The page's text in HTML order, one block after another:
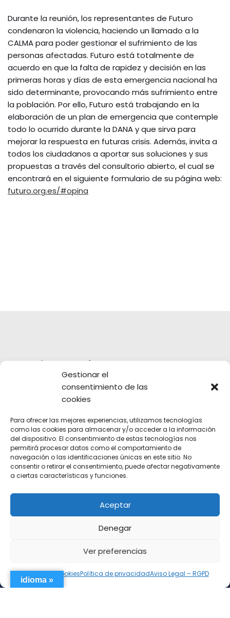
Gestionar el
consentimiento de las
cookies
Para ofrecer las mejores experiencias, utilizamos tecnologías
como las cookies para almacenar y/o acceder a la información
del dispositivo. El consentimiento de estas tecnologías nos
permitirá procesar datos como el comportamiento de
navegación o las identificaciones únicas en este sitio. No
consentir o retirar el consentimiento, puede afectar negativamente
a ciertas características y funciones.
Aceptar
Denegar
Ver preferencias
Política de cookiesPolítica de privacidadAviso Legal – RGPD
Durante la reunión, los representantes de Futuro
condenaron la violencia, haciendo un llamado a la
CALMA para poder gestionar el sufrimiento de las
personas afectadas. Futuro está totalmente de
acuerdo en que la falta de rapidez y decisión en las
primeras horas y días de esta emergencia nacional ha
sido determinante, provocando más sufrimiento entre
la población. Por ello, Futuro está trabajando en la
elaboración de un plan de emergencia que contemple
todo lo ocurrido durante la DANA y que sirva para
mejorar la respuesta en futuras crisis. Además, invita a
todos los ciudadanos a aportar sus soluciones y sus
propuestas a través del consultorio abierto, el cual se
encontrará en el siguiente formulario de su página web:
futuro.org.es/#opina
Tweets by Futuro__f
idioma »